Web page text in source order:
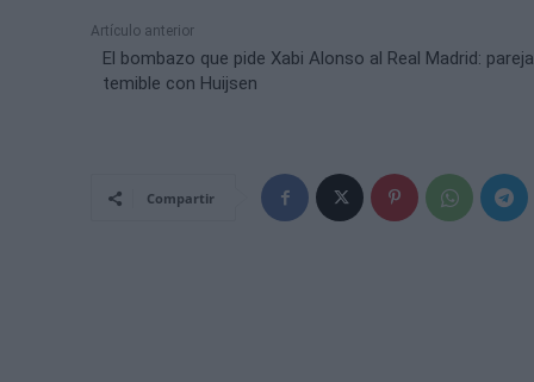
Artículo anterior
El bombazo que pide Xabi Alonso al Real Madrid: pareja
temible con Huijsen
Compartir